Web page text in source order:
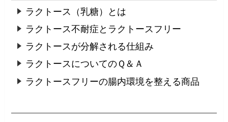
ラクトース（乳糖）とは
ラクトース不耐症とラクトースフリー
ラクトースが分解される仕組み
ラクトースについてのＱ＆Ａ
ラクトースフリーの腸内環境を整える商品